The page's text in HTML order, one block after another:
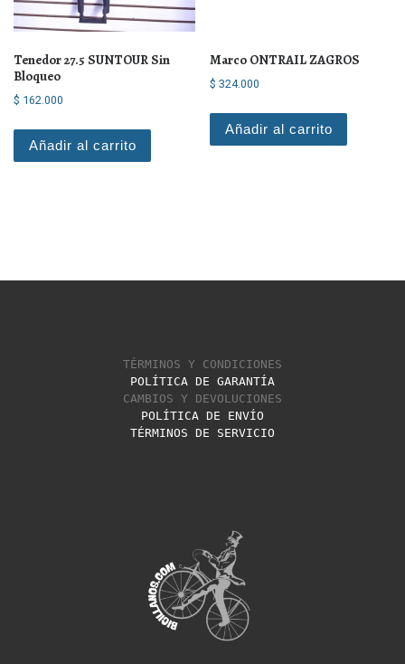
Tenedor 27.5 SUNTOUR Sin
Bloqueo
$ 162.000
Añadir al carrito
Marco ONTRAIL ZAGROS
$ 324.000
Añadir al carrito
TÉRMINOS Y CONDICIONES
POLÍTICA DE GARANTÍA
CAMBIOS Y DEVOLUCIONES
POLÍTICA DE ENVÍO
TÉRMINOS DE SERVICIO